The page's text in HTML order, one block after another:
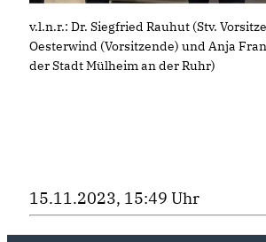
v.l.n.r.: Dr. Siegfried Rauhut (Stv.
Oesterwind (Vorsitzende) und Anja
der Stadt Mülheim an der Ruhr)
15.11.2023, 15:49 Uhr